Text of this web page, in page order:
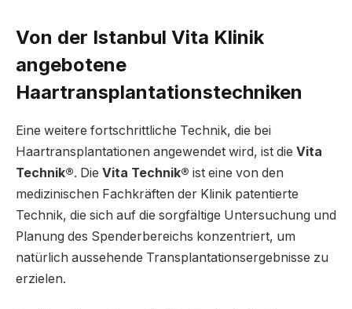
Von der Istanbul Vita Klinik
angebotene
Haartransplantationstechniken
Eine weitere fortschrittliche Technik, die bei
Haartransplantationen angewendet wird, ist die Vita
Technik®. Die Vita Technik® ist eine von den
medizinischen Fachkräften der Klinik patentierte
Technik, die sich auf die sorgfältige Untersuchung und
Planung des Spenderbereichs konzentriert, um
natürlich aussehende Transplantationsergebnisse zu
erzielen.